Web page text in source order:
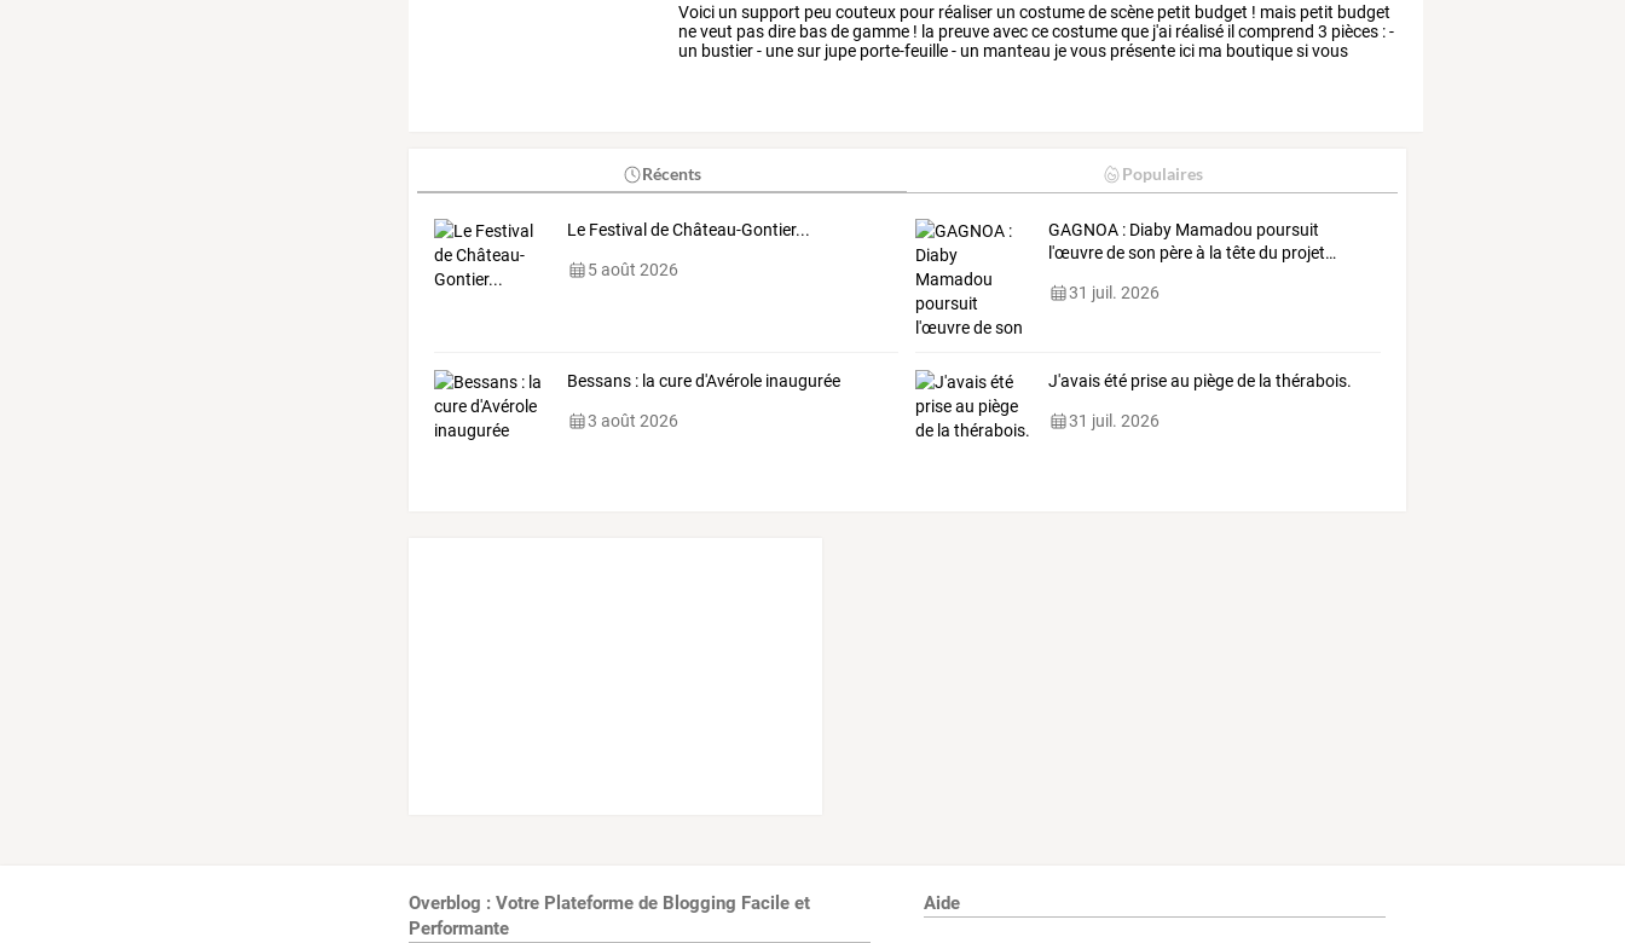
Voici un support peu couteux pour réaliser un costumedescène petit budget ! mais petit budget
neveut pasdire basdegamme ! la preuveaveccecostumeque j'ai réalisé ilcomprend 3 pièces :-
un bustier- unesur jupe porte-feuille- un manteau jevous présente ici ma boutiquesivous
Récents Populaires
Le Festival de Château-Gontier...
5 août 2026
GAGNOA : Diaby Mamadou poursuit
l'œuvredeson pèreà la têtedu projet…
31 juil. 2026
Bessans : la cure d'Avérole inaugurée
3 août 2026
J'avais été prise au piège de la thérabois.
31 juil. 2026
Overblog : Votre Plateforme de Blogging Facile et
Performante
Aide